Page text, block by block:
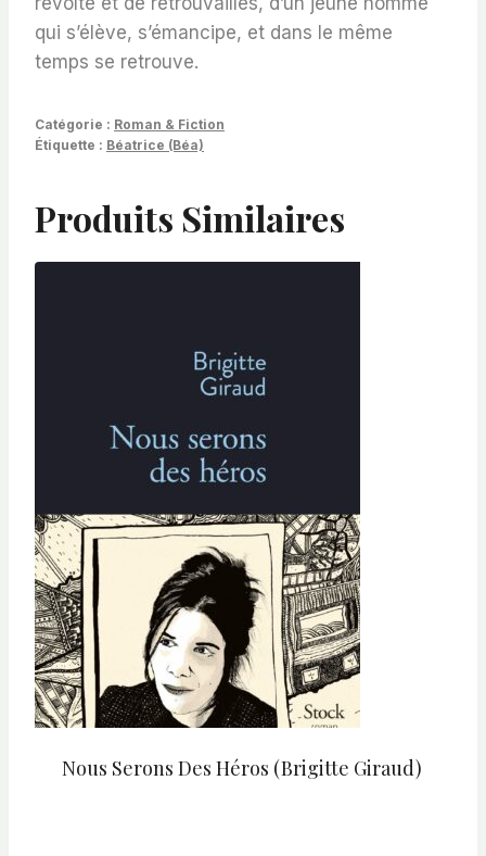
qui s’élève, s’émancipe, et dans le même
temps se retrouve.
Catégorie : Roman & Fiction
Étiquette : Béatrice (Béa)
Produits Similaires
Nous Serons Des Héros (Brigitte Giraud)